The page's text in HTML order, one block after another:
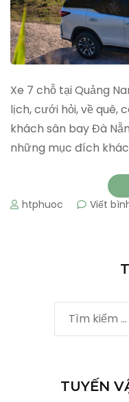
Xe 7 chỗ tại Quảng
lịch, cưới hỏi, về quê,
khách sân bay Đà
những mục đích
htphuoc Viết
Tìm
kiếm
TUYẾN